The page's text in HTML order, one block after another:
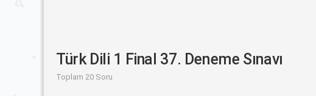
Türk Dili 1 Final 37. Deneme Sınavı
Toplam 20 Soru